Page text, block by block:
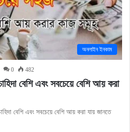
অনলাইন ইনকাম
0 482
বেশি এবং সবচেয়ে বেশি আয় করা
বেশি এবং সবচেয়ে বেশি আয় করা যায় জানতে